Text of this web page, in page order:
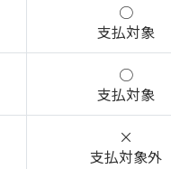
○
支払対象
○
支払対象
×
支払対象外